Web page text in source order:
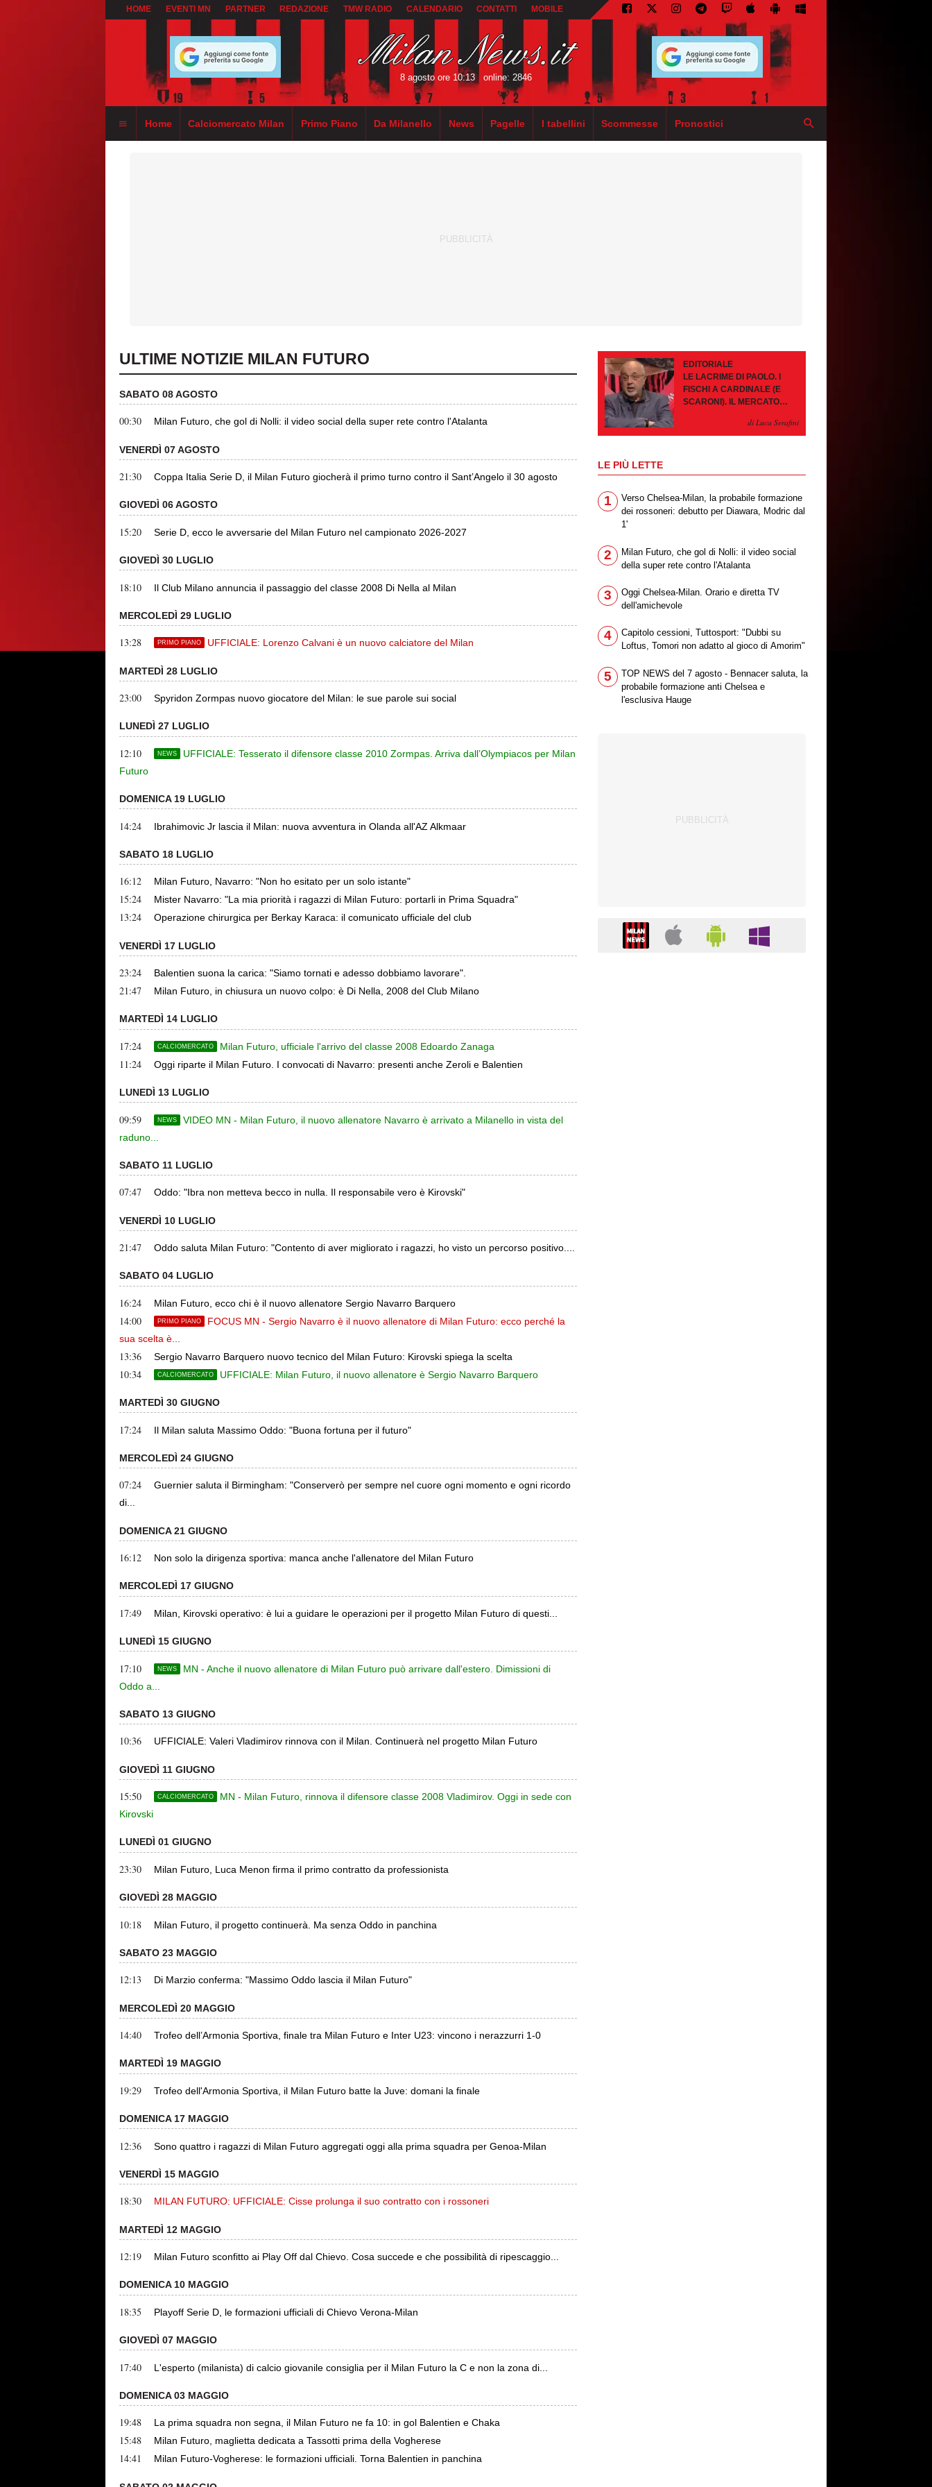
HOME EVENTI MN PARTNER REDAZIONE TMW RADIO CALENDARIO CONTATTI MOBILE
8 agosto ore 10:13 online: 2846
Home Calciomercato Milan Primo Piano Da Milanello News Pagelle I tabellini Scommesse Pronostici
ULTIME NOTIZIE MILAN FUTURO
SABATO 08 AGOSTO
00:30 Milan Futuro, che gol di Nolli: il video social della super rete contro l'Atalanta
VENERDÌ 07 AGOSTO
21:30 Coppa Italia Serie D, il Milan Futuro giocherà il primo turno contro il Sant’Angelo il 30 agosto
GIOVEDÌ 06 AGOSTO
15:20 Serie D, ecco le avversarie del Milan Futuro nel campionato 2026-2027
GIOVEDÌ 30 LUGLIO
18:10 Il Club Milano annuncia il passaggio del classe 2008 Di Nella al Milan
MERCOLEDÌ 29 LUGLIO
13:28 PRIMO PIANO UFFICIALE: Lorenzo Calvani è un nuovo calciatore del Milan
MARTEDÌ 28 LUGLIO
23:00 Spyridon Zormpas nuovo giocatore del Milan: le sue parole sui social
LUNEDÌ 27 LUGLIO
12:10 NEWS
UFFICIALE: Tesserato il difensore classe 2010 Zormpas. Arriva dall’Olympiacos per Milan
Futuro
DOMENICA 19 LUGLIO
14:24 Ibrahimovic Jr lascia il Milan: nuova avventura in Olanda all'AZ Alkmaar
SABATO 18 LUGLIO
16:12 Milan Futuro, Navarro: "Non ho esitato per un solo istante"
15:24 Mister Navarro: "La mia priorità i ragazzi di Milan Futuro: portarli in Prima Squadra"
13:24 Operazione chirurgica per Berkay Karaca: il comunicato ufficiale del club
VENERDÌ 17 LUGLIO
23:24 Balentien suona la carica: "Siamo tornati e adesso dobbiamo lavorare".
21:47 Milan Futuro, in chiusura un nuovo colpo: è Di Nella, 2008 del Club Milano
MARTEDÌ 14 LUGLIO
17:24 CALCIOMERCATO Milan Futuro, ufficiale l'arrivo del classe 2008 Edoardo Zanaga
11:24 Oggi riparte il Milan Futuro. I convocati di Navarro: presenti anche Zeroli e Balentien
LUNEDÌ 13 LUGLIO
09:59 NEWS
VIDEO MN - Milan Futuro, il nuovo allenatore Navarro è arrivato a Milanello in vista del
raduno...
SABATO 11 LUGLIO
07:47 Oddo: "Ibra non metteva becco in nulla. Il responsabile vero è Kirovski"
VENERDÌ 10 LUGLIO
21:47 Oddo saluta Milan Futuro: "Contento di aver migliorato i ragazzi, ho visto un percorso positivo....
SABATO 04 LUGLIO
16:24 Milan Futuro, ecco chi è il nuovo allenatore Sergio Navarro Barquero
14:00 PRIMO PIANO
FOCUS MN - Sergio Navarro è il nuovo allenatore di Milan Futuro: ecco perché la
sua scelta è...
13:36 Sergio Navarro Barquero nuovo tecnico del Milan Futuro: Kirovski spiega la scelta
10:34 CALCIOMERCATO UFFICIALE: Milan Futuro, il nuovo allenatore è Sergio Navarro Barquero
MARTEDÌ 30 GIUGNO
17:24 Il Milan saluta Massimo Oddo: "Buona fortuna per il futuro"
MERCOLEDÌ 24 GIUGNO
07:24
Guernier saluta il Birmingham: "Conserverò per sempre nel cuore ogni momento e ogni ricordo
di...
DOMENICA 21 GIUGNO
16:12 Non solo la dirigenza sportiva: manca anche l'allenatore del Milan Futuro
MERCOLEDÌ 17 GIUGNO
17:49 Milan, Kirovski operativo: è lui a guidare le operazioni per il progetto Milan Futuro di questi...
LUNEDÌ 15 GIUGNO
17:10 NEWS
MN - Anche il nuovo allenatore di Milan Futuro può arrivare dall'estero. Dimissioni di
Oddo a...
SABATO 13 GIUGNO
10:36 UFFICIALE: Valeri Vladimirov rinnova con il Milan. Continuerà nel progetto Milan Futuro
GIOVEDÌ 11 GIUGNO
15:50 CALCIOMERCATO
MN - Milan Futuro, rinnova il difensore classe 2008 Vladimirov. Oggi in sede con
Kirovski
LUNEDÌ 01 GIUGNO
23:30 Milan Futuro, Luca Menon firma il primo contratto da professionista
GIOVEDÌ 28 MAGGIO
10:18 Milan Futuro, il progetto continuerà. Ma senza Oddo in panchina
SABATO 23 MAGGIO
12:13 Di Marzio conferma: "Massimo Oddo lascia il Milan Futuro"
MERCOLEDÌ 20 MAGGIO
14:40 Trofeo dell’Armonia Sportiva, finale tra Milan Futuro e Inter U23: vincono i nerazzurri 1-0
MARTEDÌ 19 MAGGIO
19:29 Trofeo dell'Armonia Sportiva, il Milan Futuro batte la Juve: domani la finale
DOMENICA 17 MAGGIO
12:36 Sono quattro i ragazzi di Milan Futuro aggregati oggi alla prima squadra per Genoa-Milan
VENERDÌ 15 MAGGIO
18:30 MILAN FUTURO: UFFICIALE: Cisse prolunga il suo contratto con i rossoneri
MARTEDÌ 12 MAGGIO
12:19 Milan Futuro sconfitto ai Play Off dal Chievo. Cosa succede e che possibilità di ripescaggio...
DOMENICA 10 MAGGIO
18:35 Playoff Serie D, le formazioni ufficiali di Chievo Verona-Milan
GIOVEDÌ 07 MAGGIO
17:40 L'esperto (milanista) di calcio giovanile consiglia per il Milan Futuro la C e non la zona di...
DOMENICA 03 MAGGIO
19:48 La prima squadra non segna, il Milan Futuro ne fa 10: in gol Balentien e Chaka
15:48 Milan Futuro, maglietta dedicata a Tassotti prima della Vogherese
14:41 Milan Futuro-Vogherese: le formazioni ufficiali. Torna Balentien in panchina
EDITORIALE
LE LACRIME DI PAOLO. I
FISCHI A CARDINALE (E
SCARONI). IL MERCATO
PAZIENZA, SE RESTA È
di Luca Serafini
LE PIÙ LETTE
1
Verso Chelsea-Milan, la probabile formazione
dei rossoneri: debutto per Diawara, Modric dal
1'
2
Milan Futuro, che gol di Nolli: il video social
della super rete contro l'Atalanta
3
Oggi Chelsea-Milan. Orario e diretta TV
dell'amichevole
4
Capitolo cessioni, Tuttosport: "Dubbi su
Loftus, Tomori non adatto al gioco di Amorim"
5
TOP NEWS del 7 agosto - Bennacer saluta, la
probabile formazione anti Chelsea e
l'esclusiva Hauge